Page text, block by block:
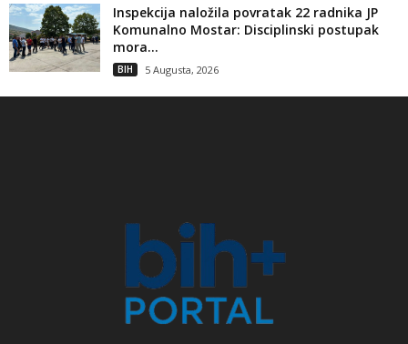
Inspekcija naložila povratak 22 radnika JP
Komunalno Mostar: Disciplinski postupak
mora...
BIH 5 Augusta, 2026